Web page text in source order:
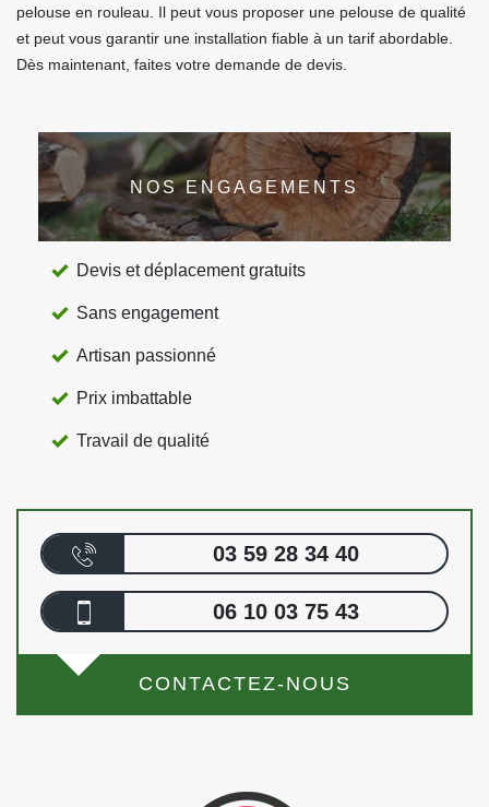
pelouse en rouleau. Il peut vous proposer une pelouse de qualité
et peut vous garantir une installation fiable à un tarif abordable.
Dès maintenant, faites votre demande de devis.
NOS ENGAGEMENTS
Devis et déplacement gratuits
Sans engagement
Artisan passionné
Prix imbattable
Travail de qualité
03 59 28 34 40
06 10 03 75 43
CONTACTEZ-NOUS